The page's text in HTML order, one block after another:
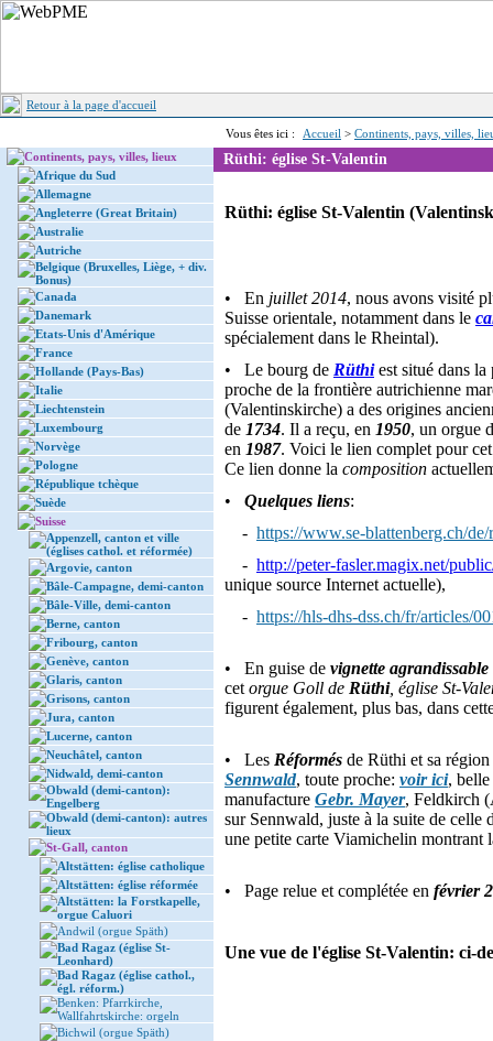
Retour à la page d'accueil
Vous êtes ici : Accueil > Continents, pays, villes,
Continents, pays, villes, lieux
Afrique du Sud
Allemagne
Angleterre (Great Britain)
Australie
Autriche
Belgique (Bruxelles, Liège, + div.
Bonus)
Canada
Danemark
Etats-Unis d'Amérique
France
Hollande (Pays-Bas)
Italie
Liechtenstein
Luxembourg
Norvège
Pologne
République tchèque
Suède
Suisse
Appenzell, canton et ville
(églises cathol. et réformée)
Argovie, canton
Bâle-Campagne, demi-canton
Bâle-Ville, demi-canton
Berne, canton
Fribourg, canton
Genève, canton
Glaris, canton
Grisons, canton
Jura, canton
Lucerne, canton
Neuchâtel, canton
Nidwald, demi-canton
Obwald (demi-canton):
Engelberg
Obwald (demi-canton): autres
lieux
St-Gall, canton
Altstätten: église catholique
Altstätten: église réformée
Altstätten: la Forstkapelle,
orgue Caluori
Andwil (orgue Späth)
Bad Ragaz (église St-
Leonhard)
Bad Ragaz (église cathol.,
égl. réform.)
Benken: Pfarrkirche,
Wallfahrtskirche: orgeln
Bichwil (orgue Späth)
Rüthi: église St-Valentin
Rüthi: église St-Valentin
• En juillet 2014, nous avons visité
Suisse orientale, notamment dans le
spécialement dans le Rheintal).
• Le bourg de Rüthiest situé dans
proche de la frontière autrichienne
(Valentinskirche) a des origines
de 1734. Il a reçu, en 1950, un orgue
en 1987. Voici le lien complet pour
Ce lien donne la composition
• Quelques liens:
- https://www.se-blattenberg.ch/
- http://peter-fasler.magix.net/
unique source Internet actuelle),
- https://hls-dhs-dss.ch/fr/articles/
• En guise de vignette agrandissable
cet orgue Goll de Rüthi, église St-
figurent également, plus bas, dans
• Les Réformés de Rüthi et sa
Sennwald, toute proche: voir ici, belle
manufacture Gebr. Mayer, Feldkirch
sur Sennwald, juste à la suite de celle
une petite carte Viamichelin
• Page relue et complétée en février
Une vue de l'église St-Valentin: ci-